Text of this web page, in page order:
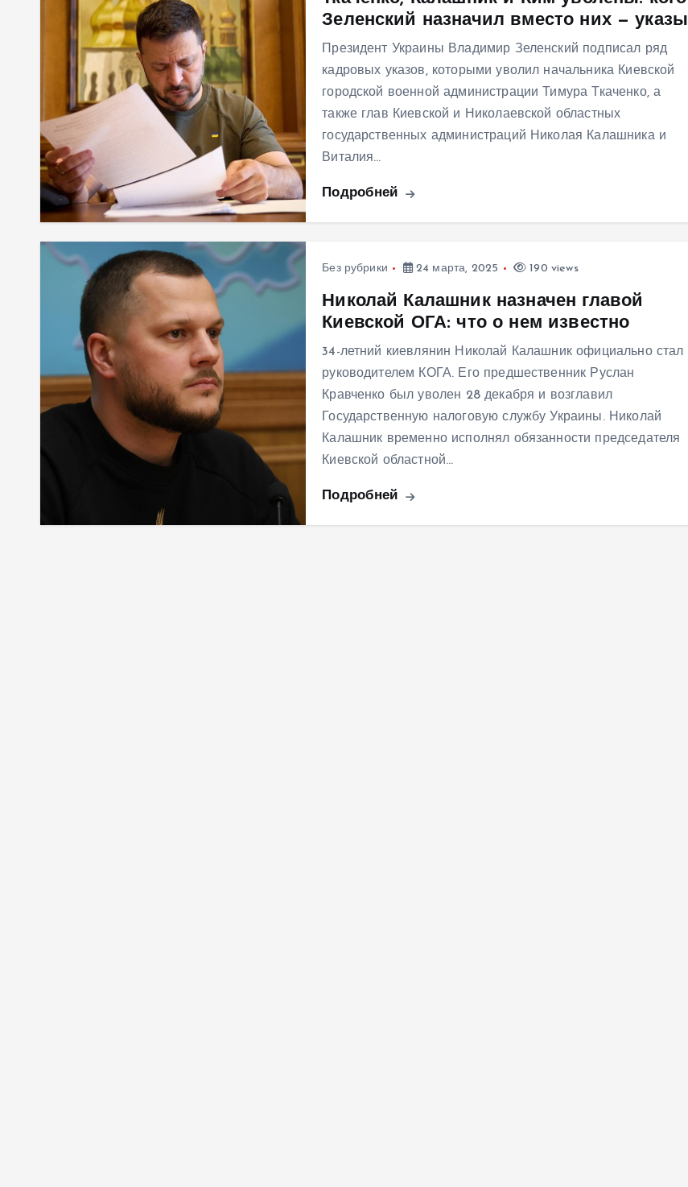
Зеленский назначил вместо них — указы
Президент Украины Владимир Зеленский подписал ряд
кадровых указов, которыми уволил начальника Киевской
городской военной администрации Тимура Ткаченко, а
также глав Киевской и Николаевской областных
государственных администраций Николая Калашника и
Виталия…
Подробней
Без рубрики 24 марта, 2025 190 views
Николай Калашник назначен главой
Киевской ОГА: что о нем известно
34-летний киевлянин Николай Калашник официально стал
руководителем КОГА. Его предшественник Руслан
Кравченко был уволен 28 декабря и возглавил
Государственную налоговую службу Украины. Николай
Калашник временно исполнял обязанности председателя
Киевской областной…
Подробней